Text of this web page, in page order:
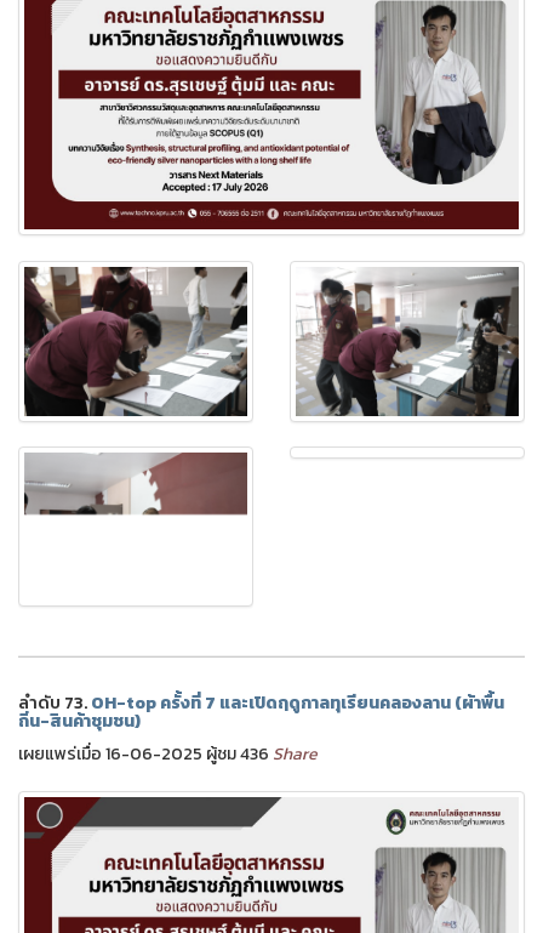
ลำดับ 73.OH-top ครั้งที่ 7 และเปิดฤดูกาลทุเรียนคลองลาน (ผ้าพื้น
ถิ่น-สินค้าชุมชน)
เผยแพร่เมื่อ 16-06-2025 ผู้ชม 436 Share